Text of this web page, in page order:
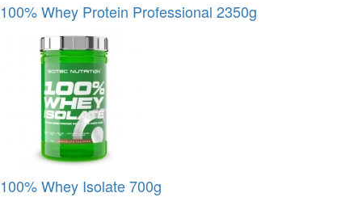
100% Whey Protein Professional 2350g
100% Whey Isolate 700g